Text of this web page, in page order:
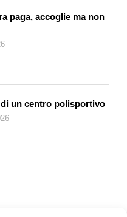
paga, accoglie ma non
un centro polisportivo